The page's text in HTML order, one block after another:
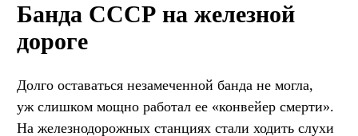
Банда СССР на железной
дороге
Долго оставаться незамеченной банда не могла,
уж слишком мощно работал ее «конвейер смерти».
На железнодорожных станциях стали ходить слухи